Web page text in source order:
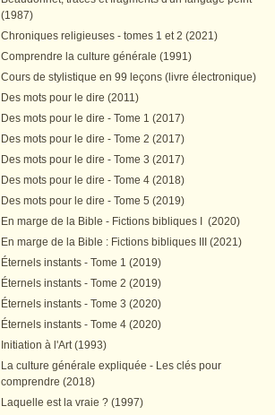
(1987)
Chroniques religieuses - tomes 1 et 2 (2021)
Comprendre la culture générale (1991)
Cours de stylistique en 99 leçons (livre électronique)
Des mots pour le dire (2011)
Des mots pour le dire - Tome 1 (2017)
Des mots pour le dire - Tome 2 (2017)
Des mots pour le dire - Tome 3 (2017)
Des mots pour le dire - Tome 4 (2018)
Des mots pour le dire - Tome 5 (2019)
En marge de la Bible - Fictions bibliques I (2020)
En marge de la Bible : Fictions bibliques III (2021)
Éternels instants - Tome 1 (2019)
Éternels instants - Tome 2 (2019)
Éternels instants - Tome 3 (2020)
Éternels instants - Tome 4 (2020)
Initiation à l'Art (1993)
La culture générale expliquée - Les clés pour
comprendre (2018)
Laquelle est la vraie ? (1997)